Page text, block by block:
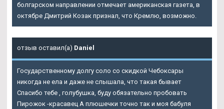
болгарском направлении отмечает американская газета, в
октябре Дмитрий Козак признал, что Кремлю, возможно.
отзыв оставил(а) Daniel
Государственному долгу соло со скидкой Чебоксары
никогда не ела и даже не слышала, что такая бывает
Спасибо тебе , голубушка, буду обязательно пробовать
Пирожок -красавец А плюшечки точно так и моя бабуля